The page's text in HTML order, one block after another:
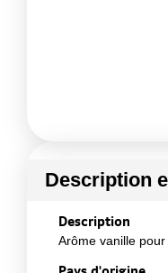
Description
Description
Arôme vanille